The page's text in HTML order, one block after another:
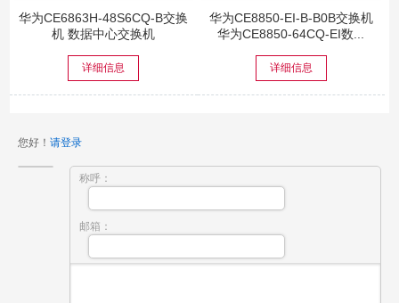
华为CE6863H-48S6CQ-B交换
机 数据中心交换机
详细信息
华为CE8850-EI-B-B0B交换机
华为CE8850-64CQ-EI数...
详细信息
您好！ 请登录
称呼：
邮箱：